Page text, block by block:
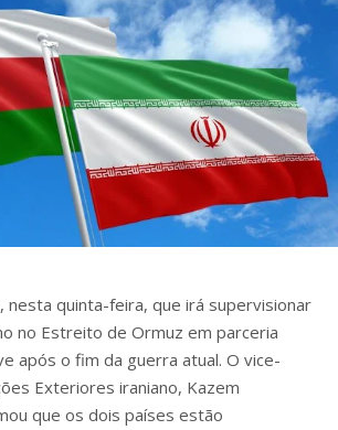
nesta quinta-feira, que irá supervisionar
no Estreito de Ormuz em parceria
após o fim da guerra atual. O vice-
Exteriores iraniano, Kazem
que os dois países estão